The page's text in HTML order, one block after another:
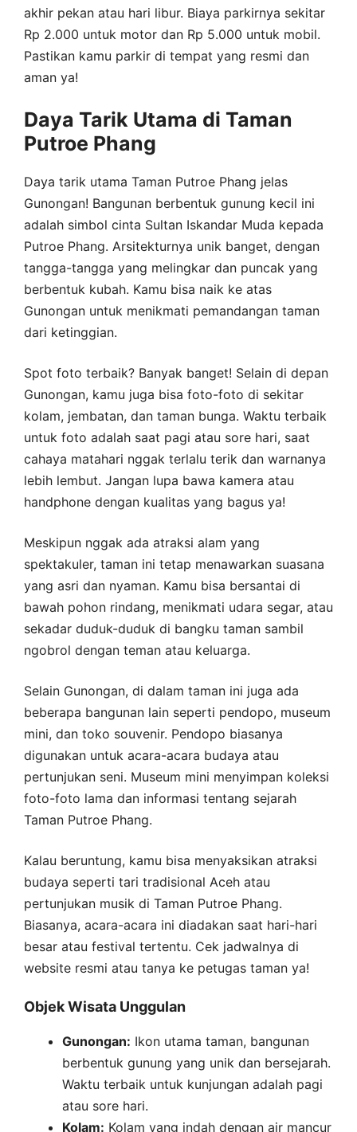
akhir pekan atau hari libur. Biaya parkirnya sekitar
Rp 2.000 untuk motor dan Rp 5.000 untuk mobil.
Pastikan kamu parkir di tempat yang resmi dan
aman ya!
Daya Tarik Utama di Taman
Putroe Phang
Daya tarik utama Taman Putroe Phang jelas
Gunongan! Bangunan berbentuk gunung kecil ini
adalah simbol cinta Sultan Iskandar Muda kepada
Putroe Phang. Arsitekturnya unik banget, dengan
tangga-tangga yang melingkar dan puncak yang
berbentuk kubah. Kamu bisa naik ke atas
Gunongan untuk menikmati pemandangan taman
dari ketinggian.
Spot foto terbaik? Banyak banget! Selain di depan
Gunongan, kamu juga bisa foto-foto di sekitar
kolam, jembatan, dan taman bunga. Waktu terbaik
untuk foto adalah saat pagi atau sore hari, saat
cahaya matahari nggak terlalu terik dan warnanya
lebih lembut. Jangan lupa bawa kamera atau
handphone dengan kualitas yang bagus ya!
Meskipun nggak ada atraksi alam yang
spektakuler, taman ini tetap menawarkan suasana
yang asri dan nyaman. Kamu bisa bersantai di
bawah pohon rindang, menikmati udara segar, atau
sekadar duduk-duduk di bangku taman sambil
ngobrol dengan teman atau keluarga.
Selain Gunongan, di dalam taman ini juga ada
beberapa bangunan lain seperti pendopo, museum
mini, dan toko souvenir. Pendopo biasanya
digunakan untuk acara-acara budaya atau
pertunjukan seni. Museum mini menyimpan koleksi
foto-foto lama dan informasi tentang sejarah
Taman Putroe Phang.
Kalau beruntung, kamu bisa menyaksikan atraksi
budaya seperti tari tradisional Aceh atau
pertunjukan musik di Taman Putroe Phang.
Biasanya, acara-acara ini diadakan saat hari-hari
besar atau festival tertentu. Cek jadwalnya di
website resmi atau tanya ke petugas taman ya!
Objek Wisata Unggulan
Gunongan: Ikon utama taman, bangunan
berbentuk gunung yang unik dan bersejarah.
Waktu terbaik untuk kunjungan adalah pagi
atau sore hari.
Kolam: Kolam yang indah dengan air mancur